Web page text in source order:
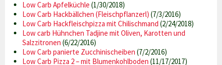
Low Carb Apfelküchle (1/30/2018)
Low Carb Hackbällchen (Fleischpflanzerl) (7/3/2016)
Low Carb Hackfleischpizza mit Chilischmand (2/24/2018)
Low carb Hühnchen Tadjine mit Oliven, Karotten und
Salzzitronen (6/22/2016)
Low Carb panierte Zucchinischeiben (7/2/2016)
Low Carb Pizza 2 – mit Blumenkohlboden (11/17/2017)